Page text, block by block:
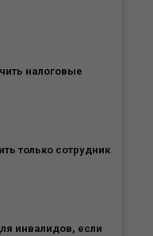
налоговые
только сотрудник
инвалидов, если